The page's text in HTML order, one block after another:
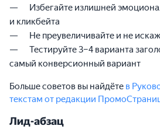
Избегайте излишней
и кликбейта
Не преувеличивайте и не
Тестируйте 3–4 варианта
самый конверсионный вариант
Больше советов вы найдёте в
текстам от редакции
Лид-абзац